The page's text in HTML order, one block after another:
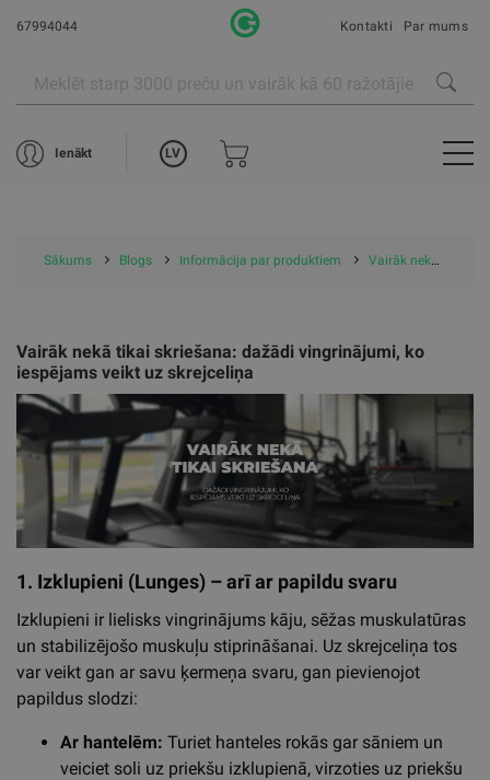
67994044 Kontakti Par mums
Ienākt LV
Sākums Blogs Informācija par produktiem Vairāk nekā tikai skriešana: dažādi vingrinājumi, ko iespējams veikt uz skrejceliņa
Vairāk nekā tikai skriešana: dažādi vingrinājumi, ko
iespējams veikt uz skrejceliņa
1. Izklupieni (Lunges) – arī ar papildu svaru
Izklupieni ir lielisks vingrinājums kāju, sēžas muskulatūras
un stabilizējošo muskuļu stiprināšanai. Uz skrejceliņa tos
var veikt gan ar savu ķermeņa svaru, gan pievienojot
papildus slodzi:
Ar hantelēm: Turiet hanteles rokās gar sāniem un
veiciet soli uz priekšu izklupienā, virzoties uz priekšu